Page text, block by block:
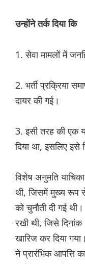
उन्होंने तर्क दिया कि
1. सेवा मामलों में
2. भर्ती प्रक्रिया
दायर की गई।
3. इसी तरह की एक
दिया था, इसलिए इसे
विशेष अनुमति याचिका
थी, जिसमें मुख्य रूप से
को चुनौती दी गई
रखी थी, जिसे
खारिज कर दिया
ने प्रारंभिक आपत्ति